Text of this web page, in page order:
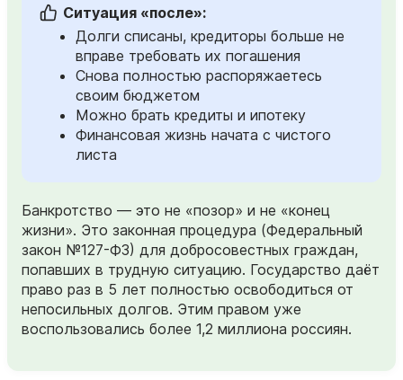
Ситуация «после»:
Долги списаны, кредиторы больше не
вправе требовать их погашения
Снова полностью распоряжаетесь
своим бюджетом
Можно брать кредиты и ипотеку
Финансовая жизнь начата с чистого
листа
Банкротство — это не «позор» и не «конец
жизни». Это законная процедура (Федеральный
закон №127-ФЗ) для добросовестных граждан,
попавших в трудную ситуацию. Государство даёт
право раз в 5 лет полностью освободиться от
непосильных долгов. Этим правом уже
воспользовались более 1,2 миллиона россиян.